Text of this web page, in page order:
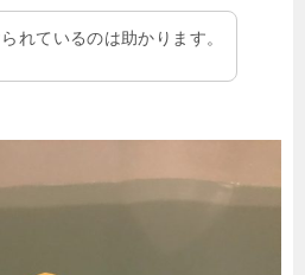
れているのは助かります。